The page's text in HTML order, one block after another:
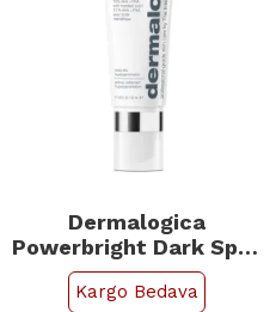
Dermalogica
Powerbright Dark Spot
Peel - Leke Karşıtı
Peeling 50ml
Kargo Bedava